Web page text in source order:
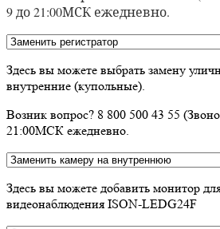
9 до 21:00МСК ежедневно.
Здесь вы можете выбрать замену
внутренние (купольные).
Возник вопрос? 8 800 500 43 55
21:00МСК ежедневно.
Здесь вы можете добавить монитор
видеонаблюдения ISON-LEDG24F